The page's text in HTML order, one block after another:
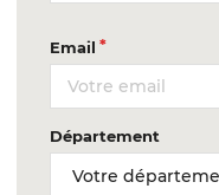
Email
Département